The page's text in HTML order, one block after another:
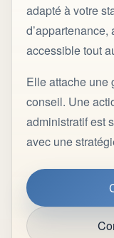
adapté à votre
accessible tout
Elle attache une
conseil. Une
administratif est
avec une